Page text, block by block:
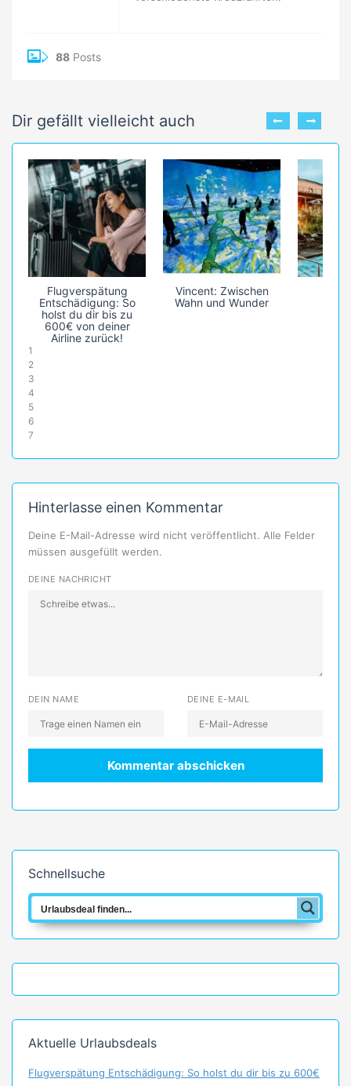
88 Posts
Dir gefällt vielleicht auch
Flugverspätung
Entschädigung: So
holst du dir bis zu
600€ von deiner
Airline zurück!
Vincent: Zwischen
Wahn und Wunder
1
2
3
4
5
6
7
Hinterlasse einen Kommentar
Deine E-Mail-Adresse wird nicht veröffentlicht. Alle Felder
müssen ausgefüllt werden.
DEINE NACHRICHT
DEIN NAME DEINE E-MAIL
Schnellsuche
Aktuelle Urlaubsdeals
Flugverspätung Entschädigung: So holst du dir bis zu 600€